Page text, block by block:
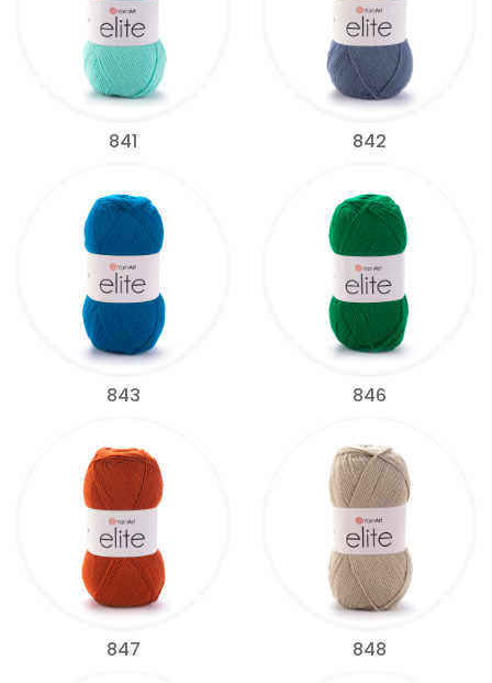
841 842
843 846
847 848